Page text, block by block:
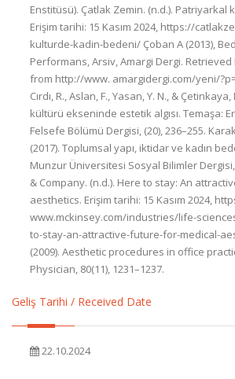
Enstitüsü). Çatlak Zemin. (n.d.). Patriyarkal
Erişim tarihi: 15 Kasım 2024, https://
kulturde-kadin-bedeni/ Çoban A (2013),
Performans, Arsiv, Amargi Dergi. Retrieved
from http://www. amargidergi.com/yeni/
Cırdı, R., Aslan, F., Yasan, Y. N., &
kültürü ekseninde estetik algısı. Temaşa:
Felsefe Bölümü Dergisi, (20), 236–255.
(2017). Toplumsal yapı, iktidar ve kadın
Munzur Üniversitesi Sosyal Bilimler Dergisi,
& Company. (n.d.). Here to stay: An
aesthetics. Erişim tarihi: 15 Kasım 2024,
www.mckinsey.com/industries/life-
to-stay-an-attractive-future-for-medical-
(2009). Aesthetic procedures in office
Physician, 80(11), 1231–1237.
Geliş Tarihi / Received Date
22.10.2024